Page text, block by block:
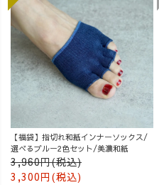
【福袋】指切れ和紙インナーソックス/
選べるブルー2色セット/美濃和紙
3,960円(税込)
3,300円(税込)